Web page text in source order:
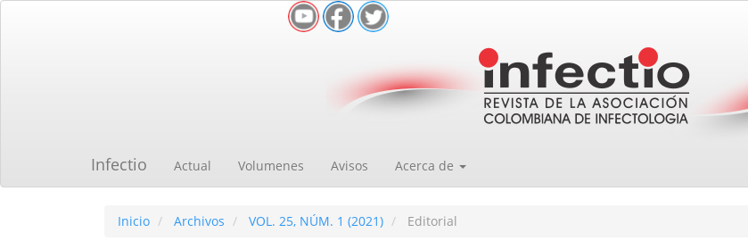
Infectio Actual Volumenes Avisos Acerca de
Inicio Archivos VOL. 25, NÚM. 1 (2021) Editorial